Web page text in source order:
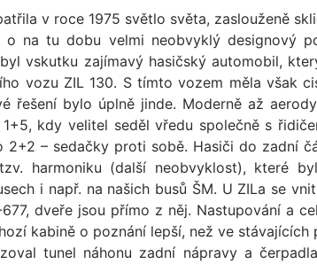
v roce 1975 světlo světa, zaslouženě
o na tu dobu velmi neobvyklý designový
vskutku zajímavý hasičský automobil,
vozu ZIL 130. S tímto vozem měla však
řešení bylo úplně jinde. Moderně až
kdy velitel seděl vředu společně s
2+2 – sedačky proti sobě. Hasiči do zadní
harmoniku (další neobvyklost), které
i např. na našich busů ŠM. U ZILa se
dveře jsou přímo z něj. Nastupování a
kabině o poznání lepší, než ve
tunel náhonu zadní nápravy a